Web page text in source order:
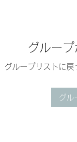
グルー
グループリストに
グル